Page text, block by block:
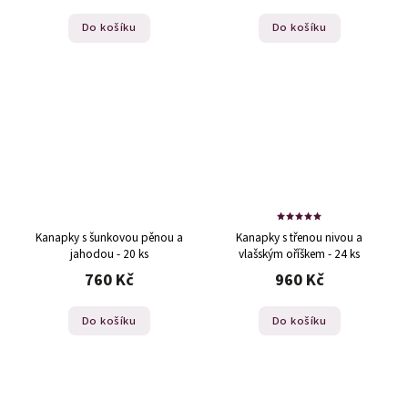
Do košíku Do košíku
Kanapky s šunkovou pěnou a
jahodou - 20 ks
760 Kč
Do košíku
Kanapky s třenou nivou a
vlašským oříškem - 24 ks
960 Kč
Do košíku